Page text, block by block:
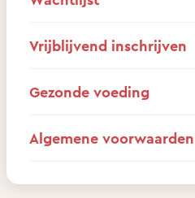
Vrijblijvend inschrijven
Gezonde voeding
Algemene voorwaarden